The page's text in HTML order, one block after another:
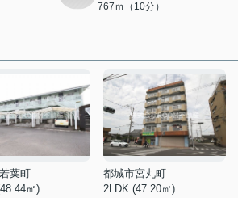
767ｍ（10分）
葉町
㎡)
都城市宮丸町
2LDK (47.20㎡)